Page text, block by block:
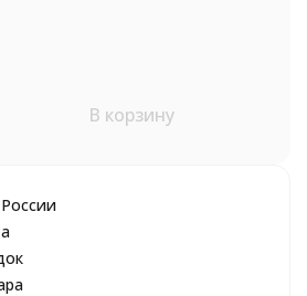
В корзину